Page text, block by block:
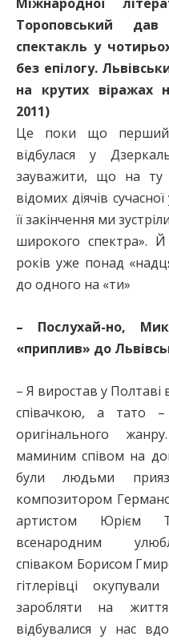
Тороповський дав
спектакль у
без епілогу.
на крутих віражах
2011)
Це поки що перший
відбулася у
зауважити, що на ту
відомих діячів
її закінчення ми
широкого спектра».
років уже понад
до одного на «ти»
– Послухай-но,
«приплив» до
– Я виростав у Полтаві
співачкою, а тато
оригінального
маминим співом на
були людьми
композитором
артистом Юрієм
всенародним
співаком Борисом
гітлерівці
заробляти на
відбувалися у нас